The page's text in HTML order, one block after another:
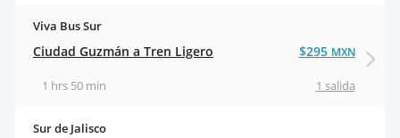
Viva Bus Sur
Ciudad Guzmán a Tren Ligero
1 salida
1 hrs 50 min
$295 MXN
Sur de Jalisco